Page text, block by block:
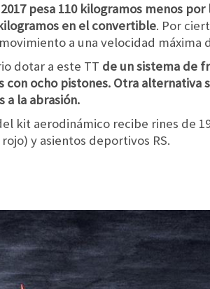
2017 pesa 110 kilogramos menos
en el convertible. Por
a una velocidad máxima
dotar a este TT de un sistema de
con ocho pistones. Otra
a la abrasión.
kit aerodinámico recibe rines de
y asientos deportivos RS.